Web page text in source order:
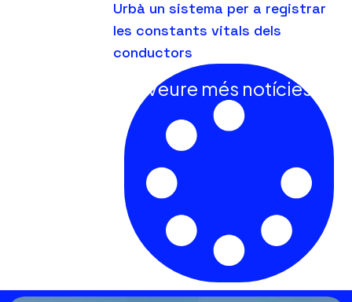
Urbà un sistema per a registrar
les constants vitals dels
conductors
Veure més notícies